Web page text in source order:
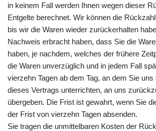
in keinem Fall werden Ihnen wegen dieser
Entgelte berechnet. Wir können die
bis wir die Waren wieder zurückerhalten
Nachweis erbracht haben, dass Sie die
haben, je nachdem, welches der frühere
die Waren unverzüglich und in jedem Fall
vierzehn Tagen ab dem Tag, an dem Sie
dieses Vertrags unterrichten, an uns
übergeben. Die Frist ist gewahrt, wenn Sie
der Frist von vierzehn Tagen absenden.
Sie tragen die unmittelbaren Kosten der